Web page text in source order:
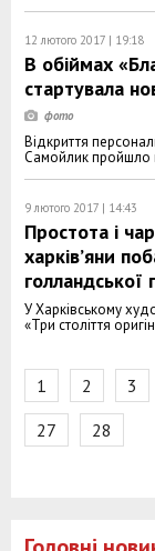
12 лютого 2017 | 19:18
В обіймах
стартувала
Відкриття
Самойлик пройшло
9 лютого 2017 | 14:43
Простота і
харків’яни
голландської
У Харківському
«Три століття
1 2 3
27
28